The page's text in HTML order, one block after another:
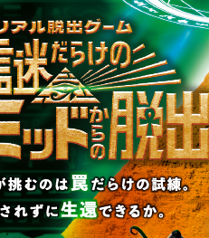
いただいた方には上記
合した【2026年少年探